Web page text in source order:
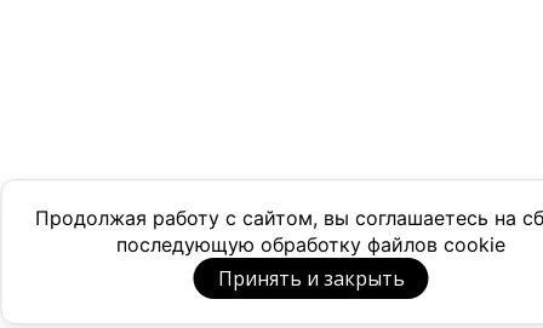
Продолжая работу с сайтом, вы соглашаетесь на
последующую обработку файлов cookie
Принять и закрыть